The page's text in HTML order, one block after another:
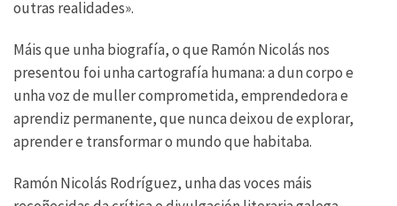
outras realidades».
Máis que unha biografía, o que Ramón Nicolás nos
presentou foi unha cartografía humana: a dun corpo e
unha voz de muller comprometida, emprendedora e
aprendiz permanente, que nunca deixou de explorar,
aprender e transformar o mundo que habitaba.
Ramón Nicolás Rodríguez, unha das voces máis